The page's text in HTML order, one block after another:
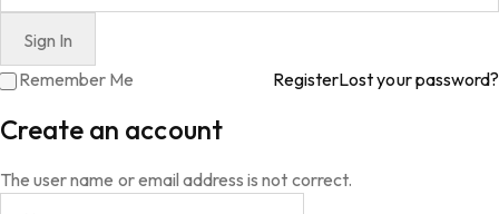
Remember Me RegisterLost your password?
Create an account
The user name or email address is not correct.